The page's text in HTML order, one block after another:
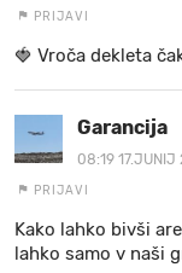
PRIJAVI
🍓 V r o č a d e k l e t a
Garancija
08:19 17.JUNIJ
PRIJAVI
Kako lahko bivši
lahko samo v naši